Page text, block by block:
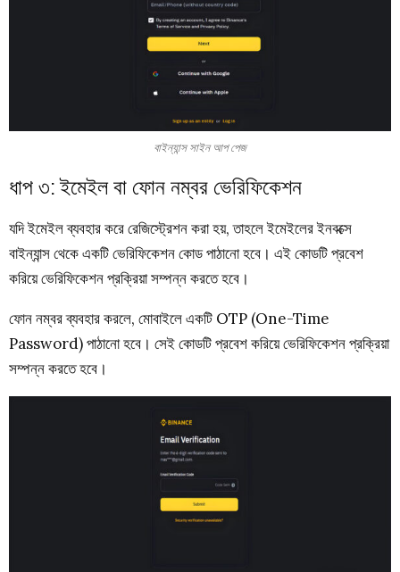
বাইন্যান্স সাইন আপ পেজ
ধাপ ৩: ইমেইল বা ফোন নম্বর ভেরিফিকেশন
যদি ইমেইল ব্যবহার করে রেজিস্ট্রেশন করা হয়, তাহলে ইমেইলের ইনবক্সে
বাইন্যান্স থেকে একটি ভেরিফিকেশন কোড পাঠানো হবে। এই কোডটি প্রবেশ
করিয়ে ভেরিফিকেশন প্রক্রিয়া সম্পন্ন করতে হবে।
ফোন নম্বর ব্যবহার করলে, মোবাইলে একটি OTP (One-Time
Password) পাঠানো হবে। সেই কোডটি প্রবেশ করিয়ে ভেরিফিকেশন প্রক্রিয়া
সম্পন্ন করতে হবে।